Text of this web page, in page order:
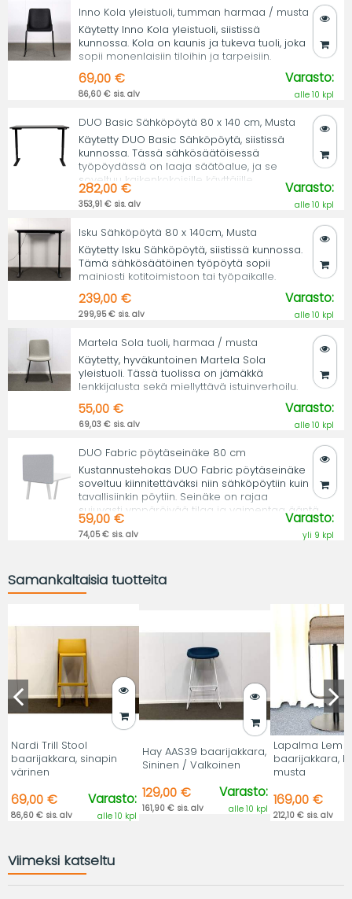
Inno Kola yleistuoli, tumman harmaa / musta
Käytetty Inno Kola yleistuoli, siistissä
kunnossa. Kola on kaunis ja tukeva tuoli, joka
sopii monenlaisiin tiloihin ja tarpeisiin.
69,00 €
86,60 € sis. alv
Varasto:
alle 10 kpl
DUO Basic Sähköpöytä 80 x 140 cm, Musta
Käytetty DUO Basic Sähköpöytä, siistissä
kunnossa. Tässä sähkösäätöisessä
työpöydässä on laaja säätöalue, ja se
soveltuu kaikenkokoisille käyttäjille.
282,00 €
353,91 € sis. alv
Varasto:
alle 10 kpl
Isku Sähköpöytä 80 x 140cm, Musta
Käytetty Isku Sähköpöytä, siistissä kunnossa.
Tämä sähkösäätöinen työpöytä sopii
mainiosti kotitoimistoon tai työpaikalle.
239,00 €
299,95 € sis. alv
Varasto:
alle 10 kpl
Martela Sola tuoli, harmaa / musta
Käytetty, hyväkuntoinen Martela Sola
yleistuoli. Tässä tuolissa on jämäkkä
lenkkijalusta sekä miellyttävä istuinverhoilu.
55,00 €
69,03 € sis. alv
Varasto:
alle 10 kpl
DUO Fabric pöytäseinäke 80 cm
Kustannustehokas DUO Fabric pöytäseinäke
soveltuu kiinnitettäväksi niin sähköpöytiin kuin
tavallisiinkin pöytiin. Seinäke on rajaa
sujuvasti ympäröivää tilaa ja vaimentaa ääntä.
59,00 €
74,05 € sis. alv
Varasto:
yli 9 kpl
Samankaltaisia tuotteita
Nardi Trill Stool
baarijakkara, sinapin
värinen
69,00 €
86,60 € sis. alv
Varasto:
alle 10 kpl
Hay AAS39 baarijakkara,
Sininen / Valkoinen
129,00 €
161,90 € sis. alv
Varasto:
alle 10 kpl
Lapalma Lem
baarijakkara,
musta
169,00 €
212,10 € sis. alv
Viimeksi katseltu